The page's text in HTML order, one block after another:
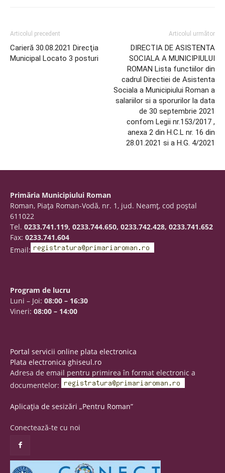
Articolul precedent
Carieră 30.08.2021 Direcţia
Municipal Locato 3 posturi
Articolul următor
DIRECTIA DE ASISTENTA
SOCIALA A MUNICIPIULUI
ROMAN Lista functiilor din
cadrul Directiei de Asistenta
Sociala a Municipiului Roman a
salariilor si a sporurilor la data
de 30 septembrie 2021
confom Legii nr.153/2017 ,
anexa 2 din H.C.L nr. 16 din
28.01.2021 si a H.G. 4/2021
Primăria Municipiului Roman
Roman, Piaţa Roman-Vodă, nr. 1, jud. Neamţ, cod poştal
611022
Tel. 0233.741.119, 0233.744.650, 0233.742.428, 0233.741.652
Fax: 0233.741.604
Email:
Program de lucru
Luni – Joi: 08:00 – 16:30
Vineri: 08:00 – 14:00
Portal servicii online plata electronica
Plata electronica ghiseul.ro
Adresa de email pentru primirea în format electronic a
documentelor:
Aplicația de sesizări „Pentru Roman”
Conectează-te cu noi